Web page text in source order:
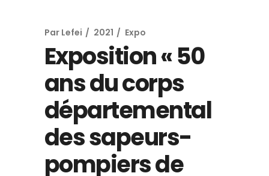
Par Lefei 2021 Expo
Exposition « 50
ans du corps
départemental
des sapeurs-
pompiers de